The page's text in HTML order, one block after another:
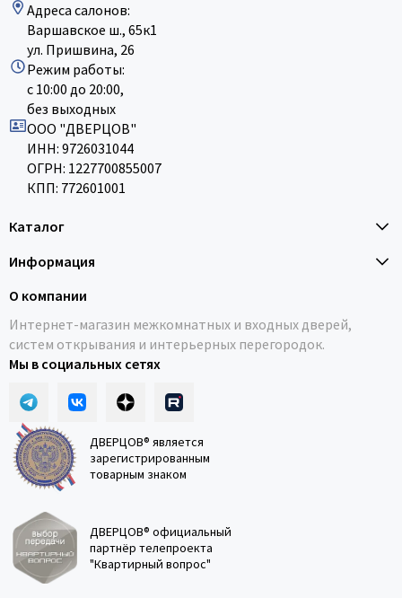
Адреса салонов:
Варшавское ш., 65к1
ул. Пришвина, 26
Режим работы:
с 10:00 до 20:00,
без выходных
ООО "ДВЕРЦОВ"
ИНН: 9726031044
ОГРН: 1227700855007
КПП: 772601001
Каталог
Информация
О компании
Интернет-магазин межкомнатных и входных дверей,
систем открывания и интерьерных перегородок.
Мы в социальных сетях
ДВЕРЦОВ® является
зарегистрированным
товарным знаком
ДВЕРЦОВ® официальный
партнёр телепроекта
"Квартирный вопрос"